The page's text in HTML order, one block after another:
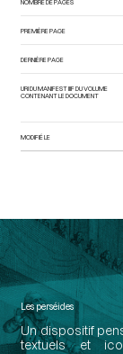
PREMIÈRE PAGE
DERNIÈRE PAGE
URI DU MANIFEST IIIF DU VOLUME
CONTENANT LE DOCUMENT
MODIFIÉ LE
Les perséides
Un dispositif
textuels et